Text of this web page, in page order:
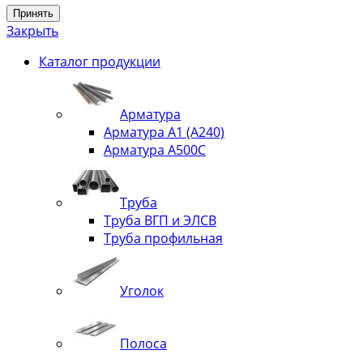
Принять
Закрыть
Каталог продукции
Арматура
Арматура А1 (А240)
Арматура А500С
Труба
Труба ВГП и ЭЛСВ
Труба профильная
Уголок
Полоса